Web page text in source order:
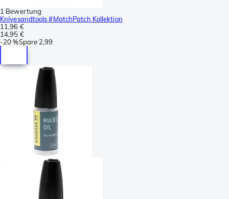
1 Bewertung
Knivesandtools #MatchPatch Kollektion
11,96 €
14,95 €
-20 %Spare 2,99